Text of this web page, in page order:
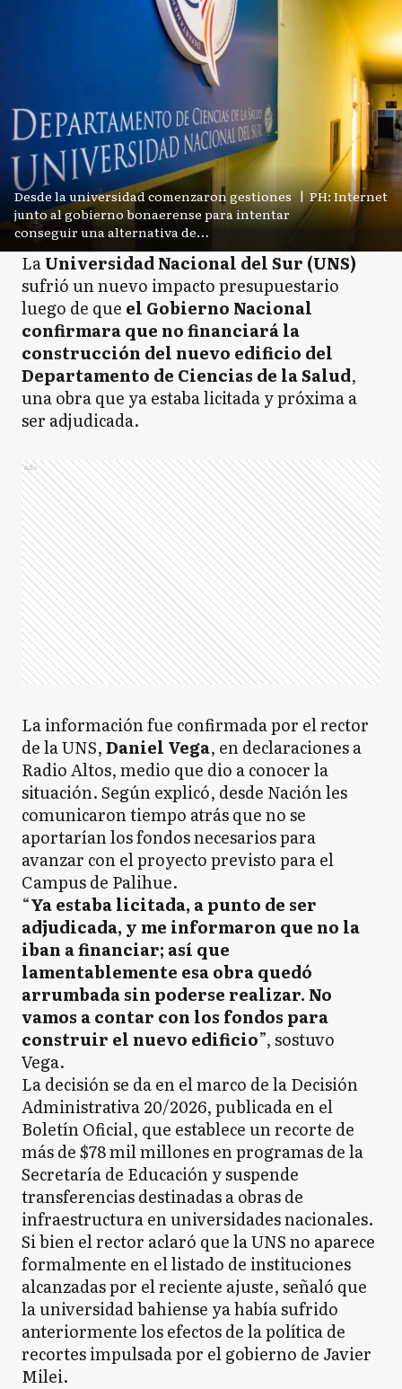
Desde la universidad comenzaron gestiones
junto al gobierno bonaerense para intentar
conseguir una alternativa de
financiamiento.
| PH: Internet
LaUniversidad Nacional del Sur (UNS)
sufrió un nuevo impacto presupuestario
luego de que el Gobierno Nacional
confirmara que no financiará la
construcción del nuevo edificio del
Departamento de Ciencias de la Salud,
una obra que ya estaba licitada y próxima a
ser adjudicada.
Ads
La información fue confirmada por el rector
de la UNS,Daniel Vega, en declaraciones a
Radio Altos, medio que dio a conocer la
situación. Según explicó, desde Nación les
comunicaron tiempo atrás que no se
aportarían los fondos necesarios para
avanzar con el proyecto previsto para el
Campus de Palihue.
“Ya estaba licitada, a punto de ser
adjudicada, y me informaron que no la
iban a financiar; así que
lamentablemente esa obra quedó
arrumbada sin poderse realizar. No
vamos a contar con los fondos para
construir el nuevo edificio”, sostuvo
Vega.
La decisión se da en el marco de la Decisión
Administrativa 20/2026, publicada en el
Boletín Oficial, que establece un recorte de
más de $78 mil millones en programas de la
Secretaría de Educación y suspende
transferencias destinadas a obras de
infraestructura en universidades nacionales.
Si bien el rector aclaró que la UNS no aparece
formalmente en el listado de instituciones
alcanzadas por el reciente ajuste, señaló que
la universidad bahiense ya había sufrido
anteriormente los efectos de la política de
recortes impulsada por el gobierno de Javier
Milei.